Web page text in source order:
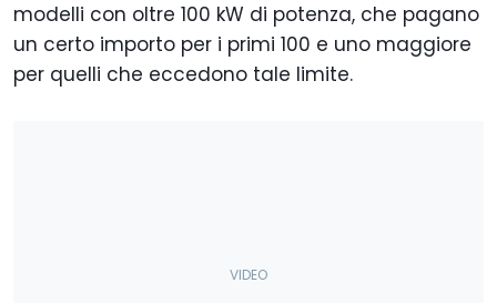
modelli con oltre 100 kW di potenza, che pagano
un certo importo per i primi 100 e uno maggiore
per quelli che eccedono tale limite.